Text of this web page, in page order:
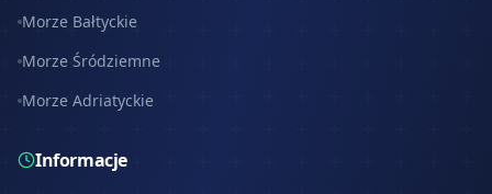
Morze Bałtyckie
Morze Śródziemne
Morze Adriatyckie
Informacje